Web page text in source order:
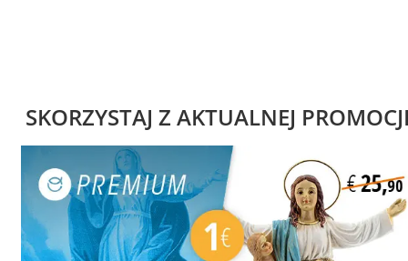
SKORZYSTAJ Z AKTUALNEJ